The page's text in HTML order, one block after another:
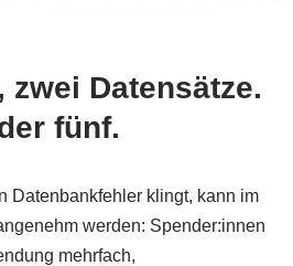
zwei Datensätze.
fünf.
Datenbankfehler klingt, kann im
werden: Spender:innen
mehrfach,